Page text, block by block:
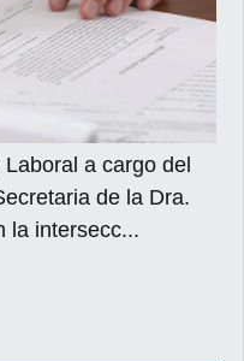
a cargo del
de la Dra.
la intersecc...